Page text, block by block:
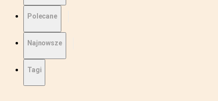
Polecane
Najnowsze
Tagi